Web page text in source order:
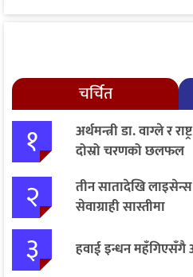
चर्चित
१
अर्थमन्त्री डा. वाग्ले र
दोस्रो चरणको छलफल
२
तीन सातादेखि
सेवाग्राही सास्तीमा
३ हवाई इन्धन महँगिएसँगै